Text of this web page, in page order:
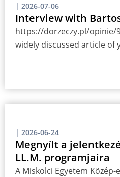
| 2026-07-06
Interview with
https://dorzeczy.pl/opinie/
widely discussed article of
| 2026-06-24
Megnyílt a
LL.M. programjaira
A Miskolci Egyetem